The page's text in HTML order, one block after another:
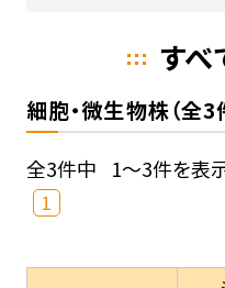
す
細胞・微生物株（全3
全3件中 1～3件を表
1